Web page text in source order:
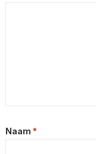
Naam *